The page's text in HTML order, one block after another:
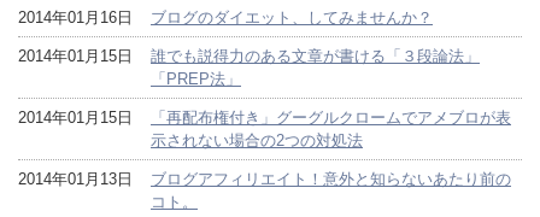
2014年01月16日 ブログのダイエット、してみませんか？
2014年01月15日
誰でも説得力のある文章が書ける「３段論法」
「PREP法」
2014年01月15日
「再配布権付き」グーグルクロームでアメブロが表
示されない場合の2つの対処法
2014年01月13日
ブログアフィリエイト！意外と知らないあたり前の
コト。